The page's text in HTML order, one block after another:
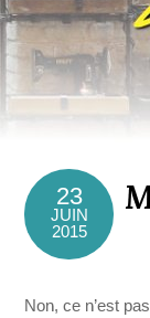
23
JUIN
2015
Non, ce n’est